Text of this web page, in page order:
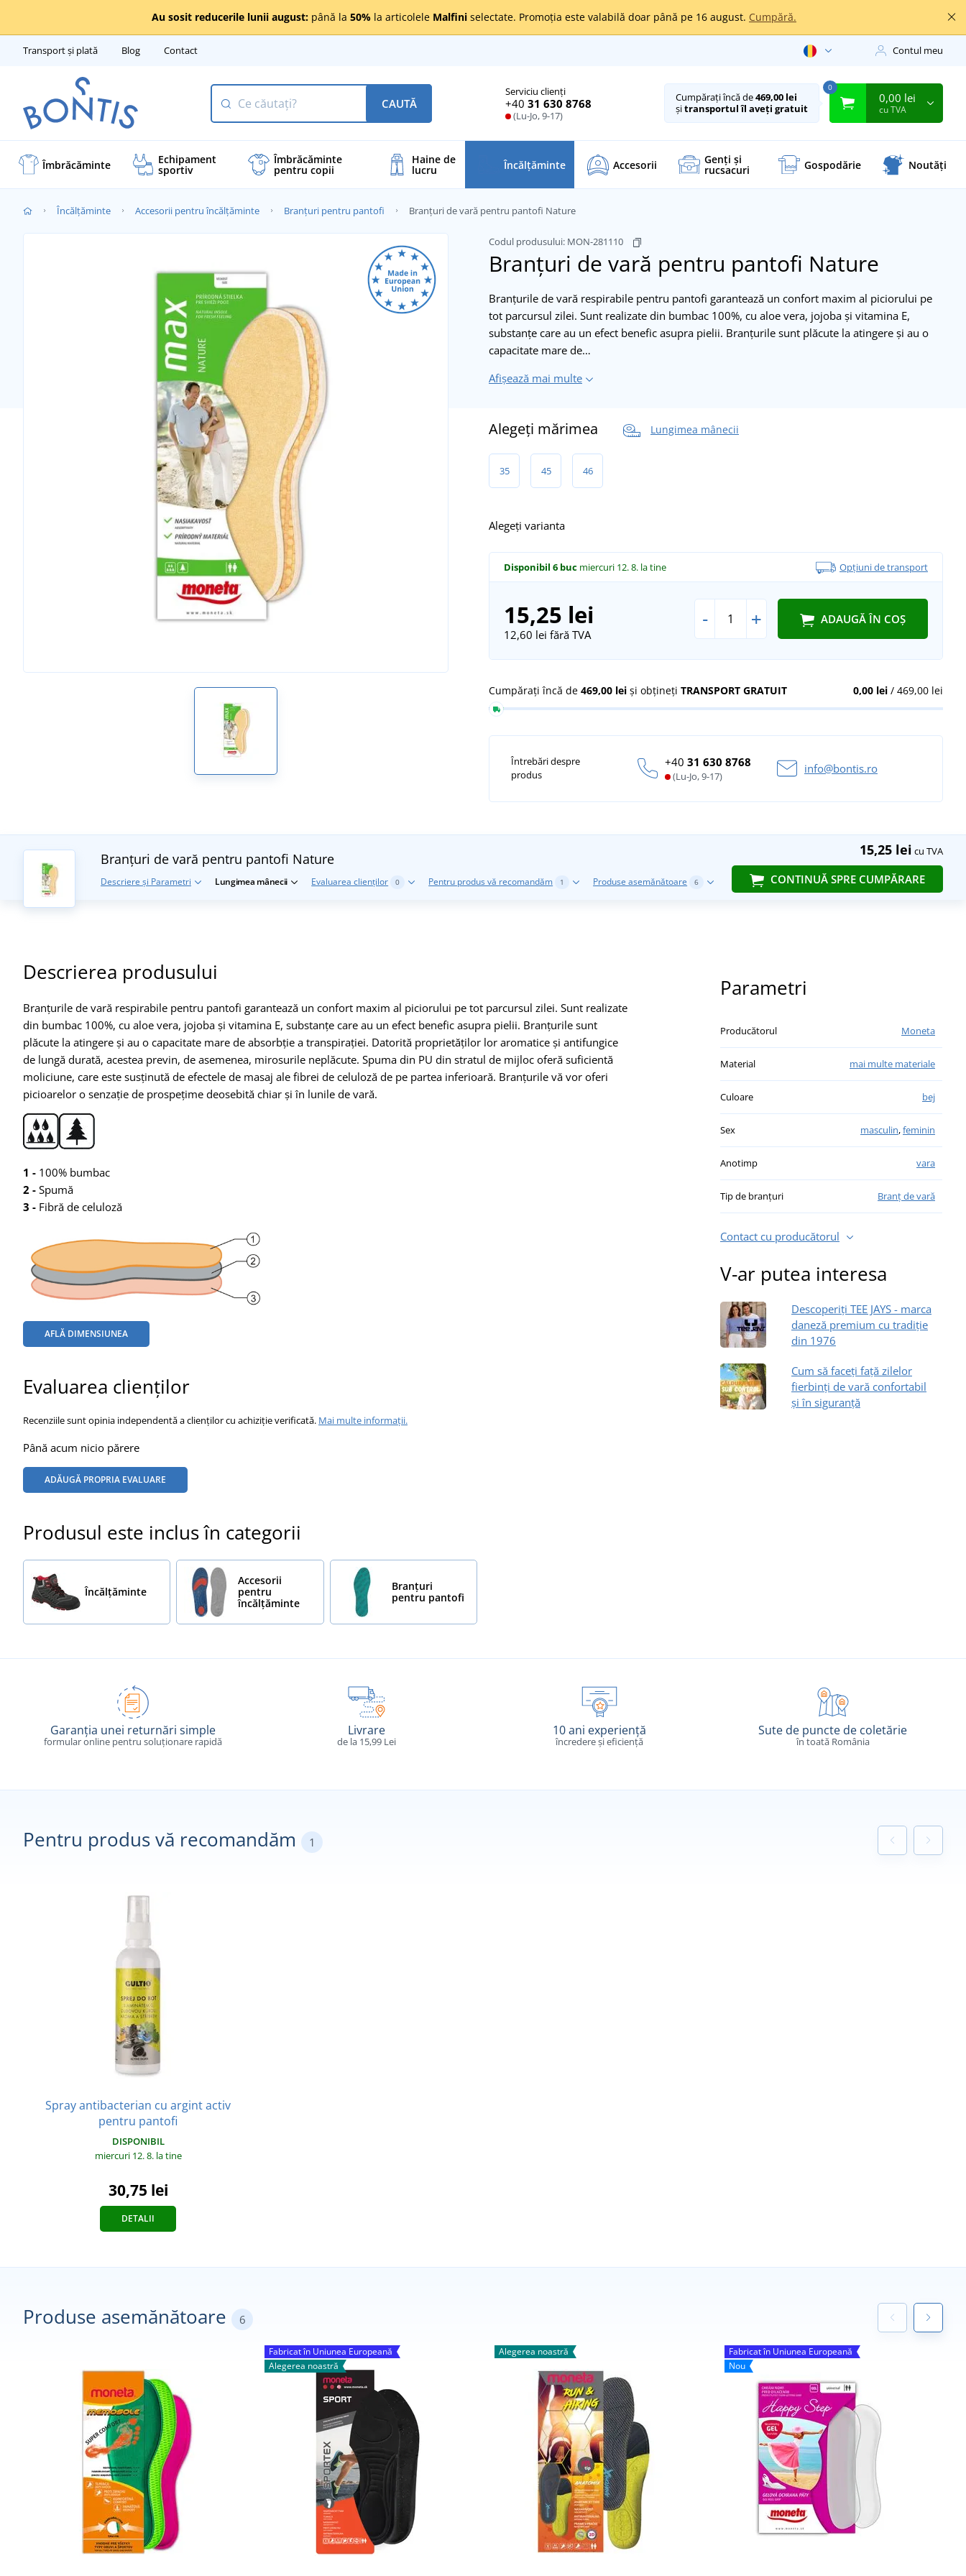
Au sosit reducerile lunii august: până la 50% la articolele Malfini selectate. Promoția este valabilă doar până pe 16 august. Cumpără.
Transport și plată Blog Contact Contul meu
Serviciu clienți
+40 31 630 8768
(Lu-Jo, 9-17)
CAUTĂ Cumpărați încă de469,00 lei
șitransportul îl aveți gratuit
0
0,00 lei
cu TVA
Îmbrăcăminte Echipament
sportiv
Îmbrăcăminte
pentru copii
Haine de
lucru Încălţăminte Accesorii Genți și
rucsacuri Gospodărie Noutăți
Încălţăminte Accesorii pentru încălțăminte Branțuri pentru pantofi Branțuri de vară pentru pantofi Nature
Codul produsului: MON-281110
Branțuri de vară pentru pantofi Nature
Branțurile de vară respirabile pentru pantofi garantează un confort maxim al piciorului pe
tot parcursul zilei. Sunt realizate din bumbac 100%, cu aloe vera, jojoba și vitamina E,
substanțe care au un efect benefic asupra pielii. Branțurile sunt plăcute la atingere și au o
capacitate mare de…
Afișează mai multe
Alegeți mărimea Lungimea mânecii
35 45 46
Alegeți varianta
Disponibil 6 buc miercuri 12. 8. la tine Opțiuni de transport
15,25 lei
12,60 lei fără TVA
- + ADAUGĂ ÎN COȘ
0,00 lei/ 469,00 lei
Cumpărați încă de 469,00 lei și obțineți TRANSPORT GRATUIT
Întrebări despre
produs
+40 31 630 8768
(Lu-Jo, 9-17)
info@bontis.ro
15,25 lei cu TVA
CONTINUĂ SPRE CUMPĂRARE
Branțuri de vară pentru pantofi Nature
Descriere și Parametri Lungimea mânecii Evaluarea clienților 0 Pentru produs vă recomandăm 1 Produse asemănătoare 6
Descrierea produsului
Branțurile de vară respirabile pentru pantofi garantează un confort maxim al piciorului pe tot parcursul zilei. Sunt realizate
din bumbac 100%, cu aloe vera, jojoba și vitamina E, substanțe care au un efect benefic asupra pielii. Branțurile sunt
plăcute la atingere și au o capacitate mare de absorbție a transpirației. Datorită proprietăților lor aromatice și antifungice
de lungă durată, acestea previn, de asemenea, mirosurile neplăcute. Spuma din PU din stratul de mijloc oferă suficientă
moliciune, care este susținută de efectele de masaj ale fibrei de celuloză de pe partea inferioară. Branțurile vă vor oferi
picioarelor o senzație de prospețime deosebită chiar și în lunile de vară.
1 - 100% bumbac
2 - Spumă
3 - Fibră de celuloză
AFLĂ DIMENSIUNEA
Evaluarea clienților
Recenziile sunt opinia independentă a clienților cu achiziție verificată. Mai multe informații.
Până acum nicio părere
ADĂUGĂ PROPRIA EVALUARE
Produsul este inclus în categorii
Încălţăminte
Accesorii
pentru
încălțăminte
Branțuri
pentru pantofi
Parametri
Producătorul Moneta
Material mai multe materiale
Culoare bej
Sex masculin,feminin
Anotimp vara
Tip de branțuri Branț de vară
Contact cu producătorul
V-ar putea interesa
Descoperiți TEE JAYS - marca
daneză premium cu tradiție
din 1976
Cum să faceți față zilelor
fierbinți de vară confortabil
și în siguranță
Garanția unei returnări simple
formular online pentru soluționare rapidă
Livrare
de la 15,99 Lei
10 ani experiență
încredere și eficiență
Sute de puncte de coletărie
în toată România
Pentru produs vă recomandăm 1
Spray antibacterian cu argint activ
pentru pantofi
DISPONIBIL
miercuri 12. 8. la tine
30,75 lei
DETALII
Produse asemănătoare 6
Fabricat în Uniunea Europeană
Alegerea noastră
Alegerea noastră
Fabricat în Uniunea Europeană
Nou